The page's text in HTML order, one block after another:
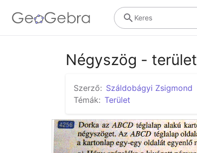
Keres
Négyszög - terület
Szerző: Száldobágyi Zsigmond
Témák: Terület